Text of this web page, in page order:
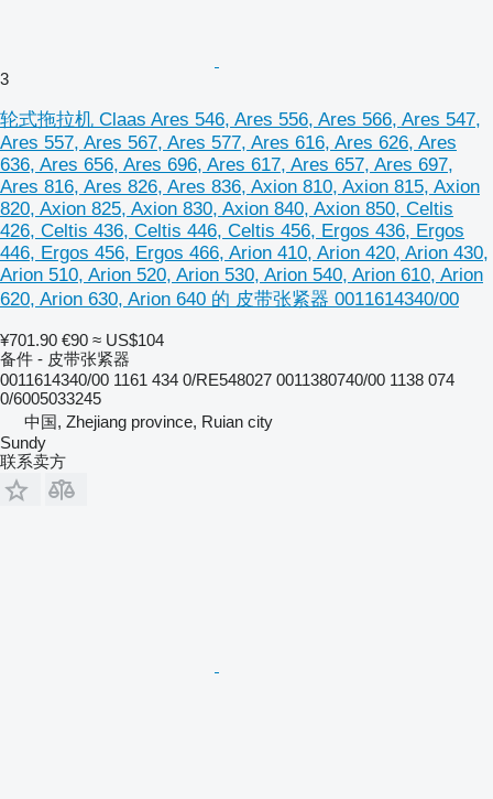
3
轮式拖拉机 Claas Ares 546, Ares 556, Ares 566, Ares 547,
Ares 557, Ares 567, Ares 577, Ares 616, Ares 626, Ares
636, Ares 656, Ares 696, Ares 617, Ares 657, Ares 697,
Ares 816, Ares 826, Ares 836, Axion 810, Axion 815, Axion
820, Axion 825, Axion 830, Axion 840, Axion 850, Celtis
426, Celtis 436, Celtis 446, Celtis 456, Ergos 436, Ergos
446, Ergos 456, Ergos 466, Arion 410, Arion 420, Arion 430,
Arion 510, Arion 520, Arion 530, Arion 540, Arion 610, Arion
620, Arion 630, Arion 640 的 皮带张紧器 0011614340/00
¥701.90 €90 ≈ US$104
备件 - 皮带张紧器
0011614340/00 1161 434 0/RE548027 0011380740/00 1138 074
0/6005033245
中国, Zhejiang province, Ruian city
Sundy
联系卖方